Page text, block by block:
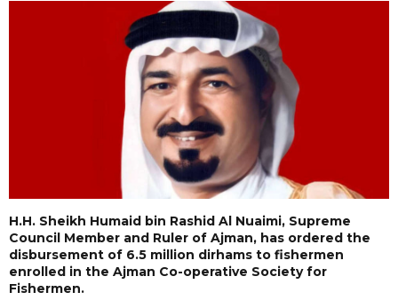
H.H. Sheikh Humaid bin Rashid Al Nuaimi, Supreme
Council Member and Ruler of Ajman, has ordered the
disbursement of 6.5 million dirhams to fishermen
enrolled in the Ajman Co-operative Society for
Fishermen.